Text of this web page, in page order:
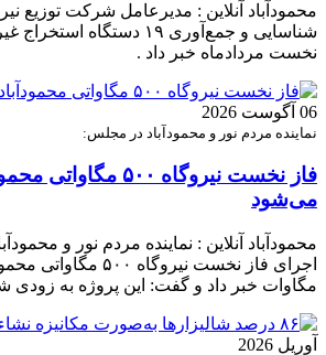
محمودآباد آنلاین : مدیرعامل شرکت توزیع
شناسایی و جمع‌آوری ۱۹
نخست مردادماه خبر داد .
06 آگوست 2026
نماینده مردم نور و محمودآباد در مجلس:
فاز نخست نیروگاه ۵۰۰
می‌شود
محمودآباد آنلاین : نماینده مردم نور و
مگاوات خبر داد و گفت: این پروژه به
آوریل 2026